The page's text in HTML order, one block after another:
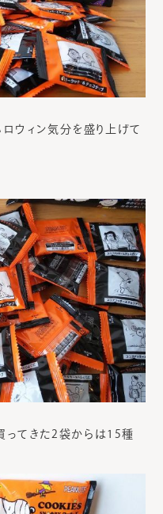
ロウィン気分を盛り上げて
ってきた2袋からは15種